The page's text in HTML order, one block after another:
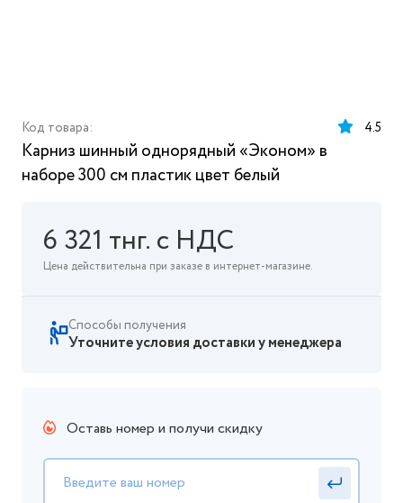
Код товара: 4.5
Карниз шинный однорядный «Эконом» в
наборе 300 см пластик цвет белый
6 321 тнг. с НДС
Цена действительна при заказе в интернет-магазине.
Способы получения
Уточните условия доставки у менеджера
Оставь номер и получи скидку